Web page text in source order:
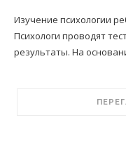
Изучение психологии
Психологи проводят
результаты. На